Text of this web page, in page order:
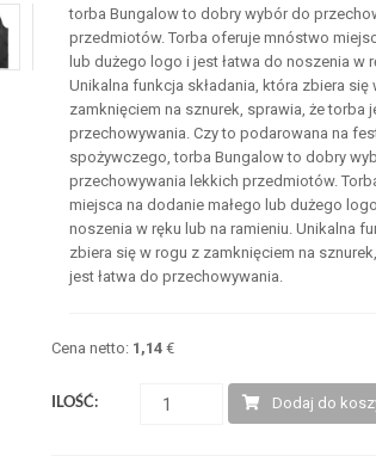
torba Bungalow to dobry wybór do
przedmiotów. Torba oferuje mnóstwo
lub dużego logo i jest łatwa do noszenia w
Unikalna funkcja składania, która zbiera się
zamknięciem na sznurek, sprawia, że torba
przechowywania. Czy to podarowana na
spożywczego, torba Bungalow to dobry
przechowywania lekkich przedmiotów.
miejsca na dodanie małego lub dużego
noszenia w ręku lub na ramieniu. Unikalna
zbiera się w rogu z zamknięciem na
jest łatwa do przechowywania.
Cena netto: 1,14 €
ILOŚĆ: Dodaj do